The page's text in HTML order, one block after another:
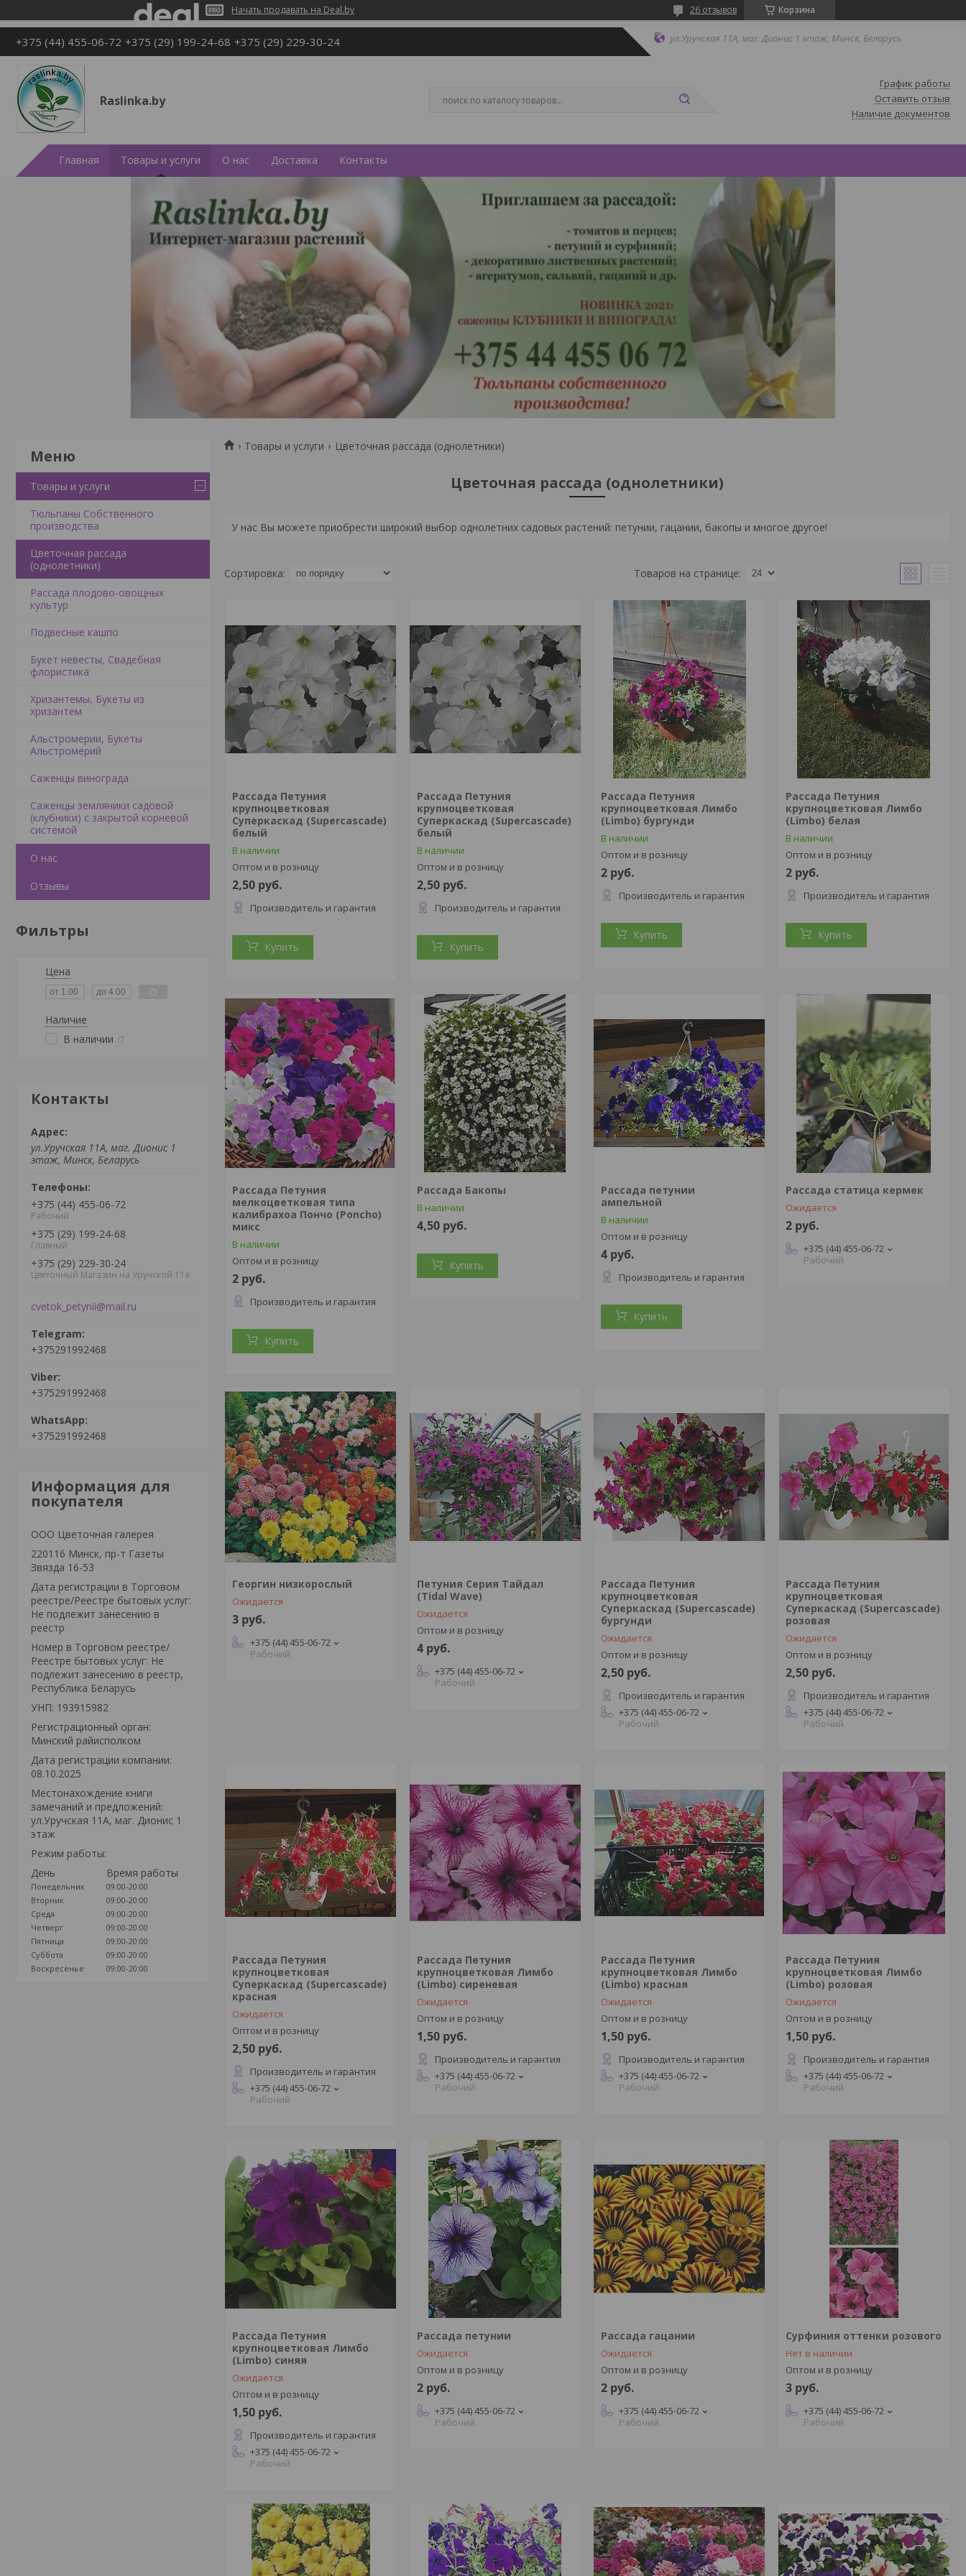
Начать продавать на Deal.by Корзина
26 отзывов
+375 (44) 455-06-72 +375 (29) 199-24-68 +375 (29) 229-30-24 ул.Уручская 11А, маг. Дионис 1 этаж, Минск, Беларусь
Raslinka.by
График работы
Оставить отзыв
Наличие документов
Главная Товары и услуги О нас Доставка Контакты
Товары и услуги
Тюльпаны Собственного
производства
Цветочная рассада
(однолетники)
Рассада плодово-овощных
культур
Подвесные кашпо
Букет невесты, Свадебная
флористика
Хризантемы, Букеты из
хризантем
Альстромерии, Букеты
Альстромерий
Саженцы винограда
Саженцы земляники садовой
(клубники) с закрытой корневой
системой
О нас
Отзывы
Фильтры
Цена
Наличие
В наличии 7
Контакты
ул.Уручская 11А, маг. Дионис 1
этаж, Минск, Беларусь
+375 (44) 455-06-72
Рабочий
+375 (29) 199-24-68
Главный
+375 (29) 229-30-24
Цветочный Магазин на Уручской 11а
cvetok_petynii@mail.ru
+375291992468
+375291992468
+375291992468
Информация для
покупателя
ООО Цветочная галерея
220116 Минск, пр-т Газеты
Звязда 16-53
Дата регистрации в Торговом
реестре/Реестре бытовых услуг:
Не подлежит занесению в
реестр
Номер в Торговом реестре/
Реестре бытовых услуг: Не
подлежит занесению в реестр,
Республика Беларусь
УНП: 193915982
Регистрационный орган:
Минский райисполком
Дата регистрации компании:
08.10.2025
Местонахождение книги
замечаний и предложений:
ул.Уручская 11А, маг. Дионис 1
этаж
Режим работы:
День
Время работы
Понедельник
09:00-20:00
Вторник
09:00-20:00
Среда
09:00-20:00
Четверг
09:00-20:00
Пятница
09:00-20:00
Суббота
09:00-20:00
Воскресенье
09:00-20:00
Товары и услуги Цветочная рассада (однолетники)
Цветочная рассада (однолетники)
У нас Вы можете приобрести широкий выбор однолетних садовых растений: петунии, гацании, бакопы и многое другое!
Рассада Петуния
крупноцветковая
Суперкаскад (Supercascade)
белый
В наличии
Оптом и в розницу
2,50 руб.
Производитель и гарантия
Купить
Рассада Петуния
крупноцветковая
Суперкаскад (Supercascade)
белый
В наличии
Оптом и в розницу
2,50 руб.
Производитель и гарантия
Купить
Рассада Петуния
крупноцветковая Лимбо
(Limbo) бургунди
В наличии
Оптом и в розницу
2 руб.
Производитель и гарантия
Купить
Рассада Петуния
крупноцветковая Лимбо
(Limbo) белая
В наличии
Оптом и в розницу
2 руб.
Производитель и гарантия
Купить
Рассада Петуния
мелкоцветковая типа
калибрахоа Пончо (Poncho)
микс
В наличии
Оптом и в розницу
2 руб.
Производитель и гарантия
Купить
Рассада Бакопы
В наличии
4,50 руб.
Купить
Рассада петунии
ампельной
В наличии
Оптом и в розницу
4 руб.
Производитель и гарантия
Купить
Рассада статица кермек
Ожидается
2 руб.
+375 (44) 455-06-72
Рабочий
Георгин низкорослый
Ожидается
3 руб.
+375 (44) 455-06-72
Рабочий
Петуния Серия Тайдал
(Tidal Wave)
Ожидается
Оптом и в розницу
4 руб.
+375 (44) 455-06-72
Рабочий
Рассада Петуния
крупноцветковая
Суперкаскад (Supercascade)
бургунди
Ожидается
Оптом и в розницу
2,50 руб.
Производитель и гарантия
+375 (44) 455-06-72
Рабочий
Рассада Петуния
крупноцветковая
Суперкаскад (Supercascade)
розовая
Ожидается
Оптом и в розницу
2,50 руб.
Производитель и гарантия
+375 (44) 455-06-72
Рабочий
Рассада Петуния
крупноцветковая
Суперкаскад (Supercascade)
красная
Ожидается
Оптом и в розницу
2,50 руб.
Производитель и гарантия
+375 (44) 455-06-72
Рабочий
Рассада Петуния
крупноцветковая Лимбо
(Limbo) сиреневая
Ожидается
Оптом и в розницу
1,50 руб.
Производитель и гарантия
+375 (44) 455-06-72
Рабочий
Рассада Петуния
крупноцветковая Лимбо
(Limbo) красная
Ожидается
Оптом и в розницу
1,50 руб.
Производитель и гарантия
+375 (44) 455-06-72
Рабочий
Рассада Петуния
крупноцветковая Лимбо
(Limbo) розовая
Ожидается
Оптом и в розницу
1,50 руб.
Производитель и гарантия
+375 (44) 455-06-72
Рабочий
Рассада Петуния
крупноцветковая Лимбо
(Limbo) синяя
Ожидается
Оптом и в розницу
1,50 руб.
Производитель и гарантия
+375 (44) 455-06-72
Рабочий
Рассада петунии
Ожидается
Оптом и в розницу
2 руб.
+375 (44) 455-06-72
Рабочий
Рассада гацании
Ожидается
Оптом и в розницу
2 руб.
+375 (44) 455-06-72
Рабочий
Сурфиния оттенки розового
Нет в наличии
Оптом и в розницу
3 руб.
+375 (44) 455-06-72
Рабочий